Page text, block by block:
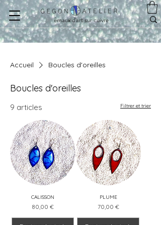
émaux d'art sur cuivre
Accueil Boucles d'oreilles
Boucles d'oreilles
9 articles Filtrer et trier
CALISSON
Prix
80,00 €
PLUME
Prix
70,00 €